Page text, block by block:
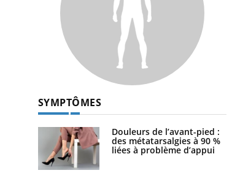
SYMPTÔMES
Douleurs de l’avant-pied :
des métatarsalgies à 90 %
liées à problème d’appui